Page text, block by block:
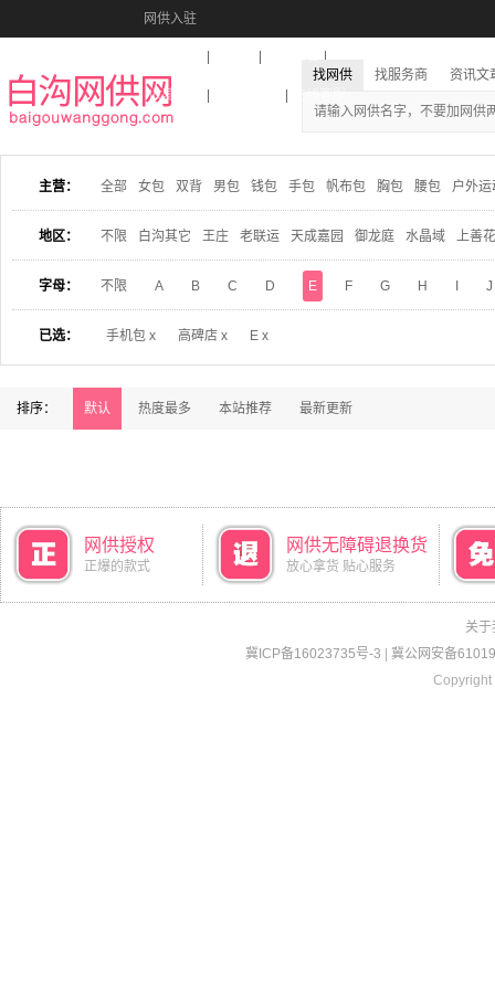
网供入驻
收藏本站
找网供 找服务商 资讯文
主营： 全部 女包 双背 男包 钱包 手包 帆布包 胸包 腰包 户外运
地区： 不限 白沟其它 王庄 老联运 天成嘉园 御龙庭 水晶域 上善
字母： 不限 A B C D E F G H J
已选： 手机包 x 高碑店 x E x
排序： 默认 热度最多 本站推荐 最新更新
网供授权
正爆的款式
网供无障碍退换货
放心拿货 贴心服务
关于
冀ICP备16023735号-3
冀公网安备